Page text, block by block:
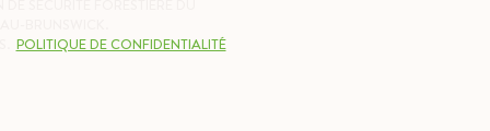
POLITIQUE DE CONFIDENTIALITÉ